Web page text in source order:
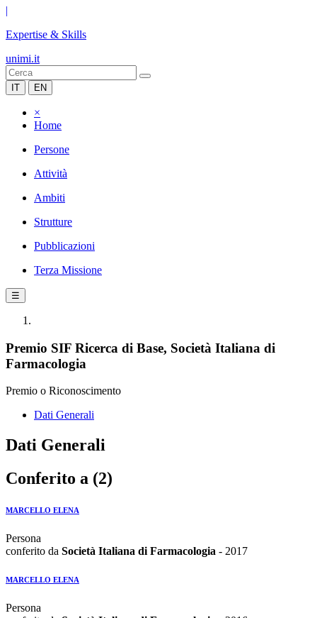
|
Expertise & Skills
unimi.it
IT EN
×
Home
Persone
Attività
Ambiti
Strutture
Pubblicazioni
Terza Missione
☰
Premio SIF Ricerca di Base, Società Italiana di
Farmacologia
Premio o Riconoscimento
Dati Generali
Dati Generali
Conferito a (2)
MARCELLO ELENA
Persona
conferito da Società Italiana di Farmacologia - 2017
MARCELLO ELENA
Persona